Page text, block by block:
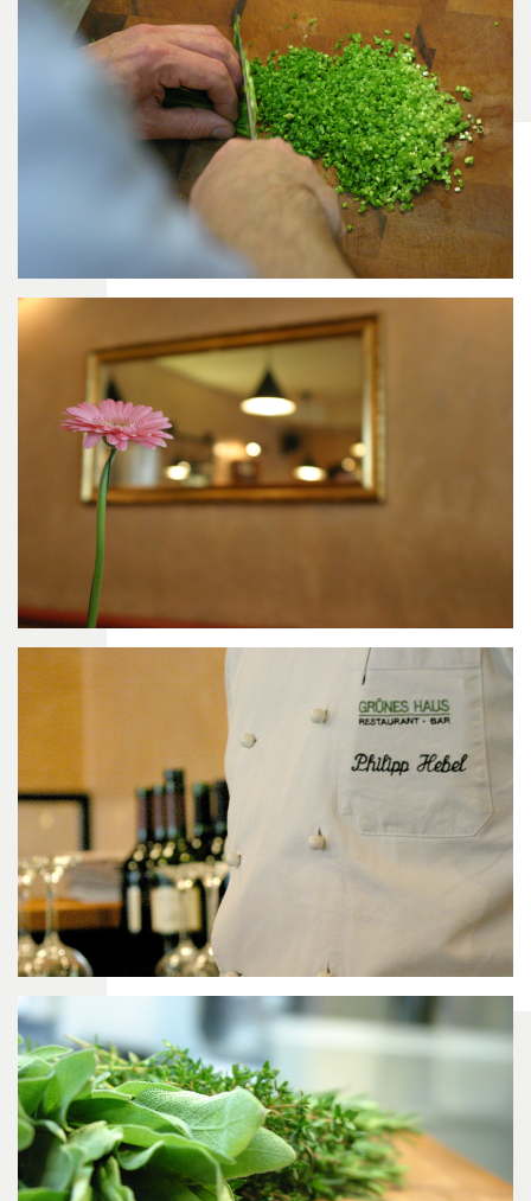
vegan: Erdbeere, Cassis,
Homemade icecream, vanilla, chocolate, lemon,
strawberry, black currant
Änderungen vorbehalten